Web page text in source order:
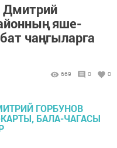
Дмитрий
яше-
чаңгыларга
669 0 0